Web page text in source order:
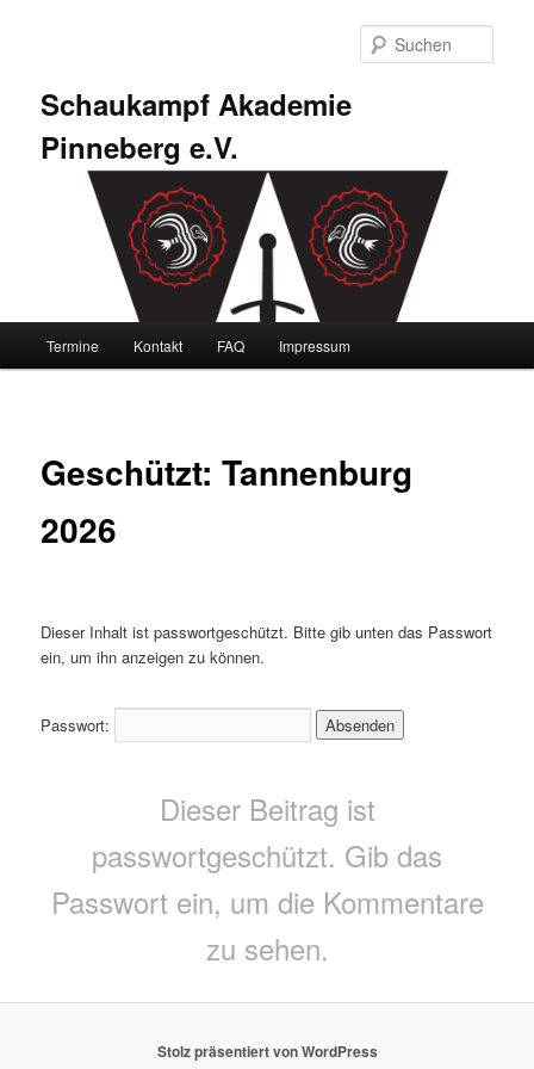
Schaukampf Akademie
Pinneberg e.V.
Termine Kontakt FAQ Impressum
Geschützt: Tannenburg
2026
Dieser Inhalt ist passwortgeschützt. Bitte gib unten das Passwort
ein, um ihn anzeigen zu können.
Passwort:
Dieser Beitrag ist
passwortgeschützt. Gib das
Passwort ein, um die Kommentare
zu sehen.
Stolz präsentiert von WordPress